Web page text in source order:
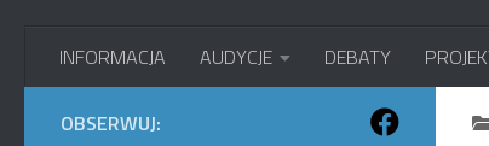
INFORMACJA AUDYCJE DEBATY
OBSERWUJ: